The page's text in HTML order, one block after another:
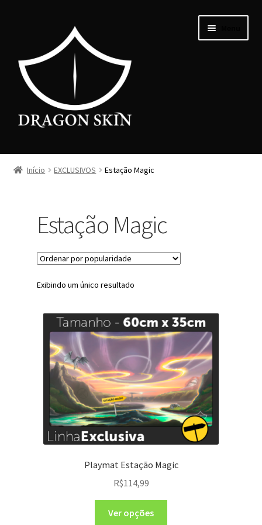
PERSONALIZAR
PROMOÇÕES
Início EXCLUSIVOS Estação Magic
Estação Magic
Exibindo um único resultado
Playmat Estação Magic
R$114,99
Ver opções